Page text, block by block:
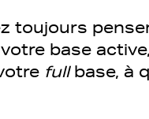
toujours
base
full base, à